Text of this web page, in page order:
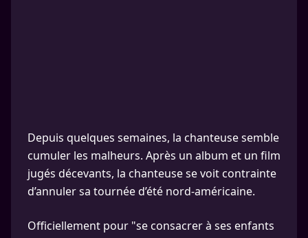
Depuis quelques semaines, la chanteuse semble
cumuler les malheurs. Après un album et un film
jugés décevants, la chanteuse se voit contrainte
d’annuler sa tournée d’été nord-américaine.
Officiellement pour "se consacrer à ses enfants